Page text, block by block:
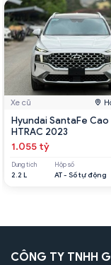
Xe cũ
Hyundai SantaFe Cao
HTRAC 2023
1.055 tỷ
Dung tích
2.2 L
Hộp số
AT - Số tự động
CÔNG TY TNHH